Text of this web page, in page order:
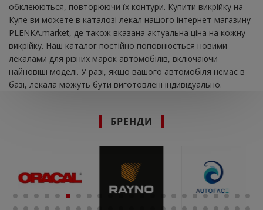
обклеюються, повторюючи їх контури. Купити викрійку на
Купе ви можете в каталозі лекал нашого інтернет-магазину
PLENKA.market, де також вказана актуальна ціна на кожну
викрійку. Наш каталог постійно поповнюється новими
лекалами для різних марок автомобілів, включаючи
найновіші моделі. У разі, якщо вашого автомобіля немає в
базі, лекала можуть бути виготовлені індивідуально.
БРЕНДИ